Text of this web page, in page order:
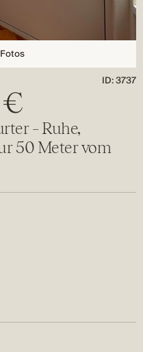
ID: 3737
€
– Ruhe,
50 Meter vom